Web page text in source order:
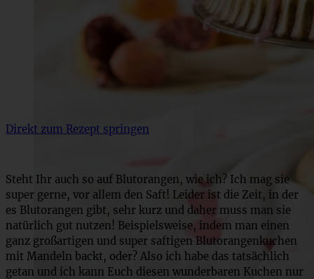
Direkt zum Rezept springen
Steht Ihr auch so auf Blutorangen, wie ich? Ich mag sie
super gerne, vor allem den Saft! Leider ist die Zeit, in der
es Blutorangen gibt, sehr kurz und daher muss man sie
natürlich gut nutzen! Beispielsweise, indem man einen
ganz großartigen und super saftigen Blutorangenkuchen
mit Mandeln backt, oder? Also ich habe das tatsächlich
getan und ich kann Euch diesen wunderbaren Kuchen nur